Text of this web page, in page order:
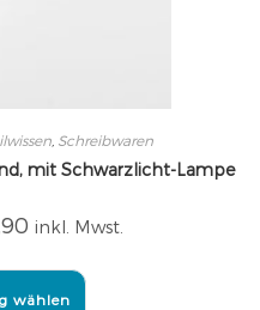
, Schreibwaren
mit Schwarzlicht-Lampe
inkl. Mwst.
wählen